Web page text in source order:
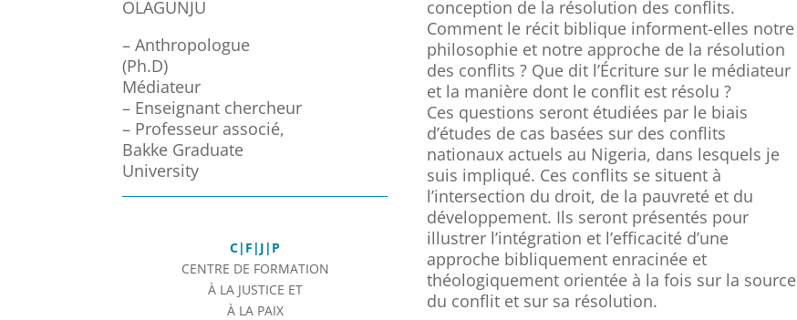
OLAGUNJU
– Anthropologue
(Ph.D)
Médiateur
– Enseignant chercheur
– Professeur associé,
Bakke Graduate
University
C|F|J|P
CENTRE DE FORMATION
À LA JUSTICE ET
À LA PAIX
conception de la résolution des conflits.
Comment le récit biblique informent-elles notre
philosophie et notre approche de la résolution
des conflits ? Que dit l’Écriture sur le médiateur
et la manière dont le conflit est résolu ?
Ces questions seront étudiées par le biais
d’études de cas basées sur des conflits
nationaux actuels au Nigeria, dans lesquels je
suis impliqué. Ces conflits se situent à
l’intersection du droit, de la pauvreté et du
développement. Ils seront présentés pour
illustrer l’intégration et l’efficacité d’une
approche bibliquement enracinée et
théologiquement orientée à la fois sur la source
du conflit et sur sa résolution.​